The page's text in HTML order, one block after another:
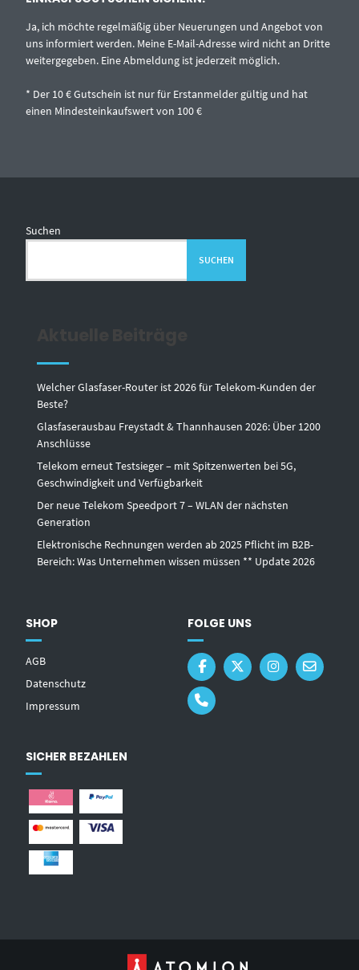
Ja, ich möchte regelmäßig über Neuerungen und Angebot von
uns informiert werden. Meine E-Mail-Adresse wird nicht an Dritte
weitergegeben. Eine Abmeldung ist jederzeit möglich.
* Der 10 € Gutschein ist nur für Erstanmelder gültig und hat
einen Mindesteinkaufswert von 100 €
Suchen
SUCHEN
Welcher Glasfaser-Router ist 2026 für Telekom-Kunden der
Beste?
Glasfaserausbau Freystadt & Thannhausen 2026: Über 1200
Anschlüsse
Telekom erneut Testsieger – mit Spitzenwerten bei 5G,
Geschwindigkeit und Verfügbarkeit
Der neue Telekom Speedport 7 – WLAN der nächsten
Generation
Elektronische Rechnungen werden ab 2025 Pflicht im B2B-
Bereich: Was Unternehmen wissen müssen ** Update 2026
SHOP
AGB
Datenschutz
Impressum
FOLGE UNS
SICHER BEZAHLEN